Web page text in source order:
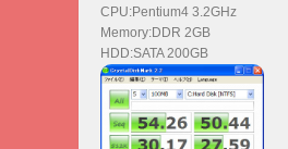
CPU:Pentium4 3.2GHz
Memory:DDR 2GB
HDD:SATA 200GB